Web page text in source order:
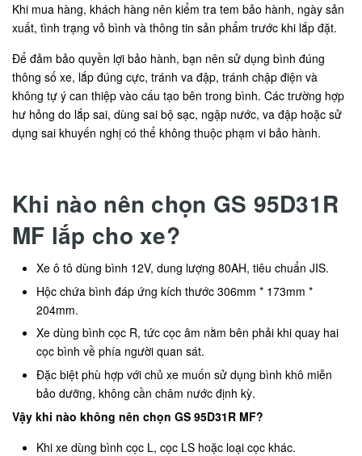
Khi mua hàng, khách hàng nên kiểm tra tem bảo hành, ngày sản
xuất, tình trạng vỏ bình và thông tin sản phẩm trước khi lắp đặt.
Để đảm bảo quyền lợi bảo hành, bạn nên sử dụng bình đúng
thông số xe, lắp đúng cực, tránh va đập, tránh chập điện và
không tự ý can thiệp vào cấu tạo bên trong bình. Các trường hợp
hư hỏng do lắp sai, dùng sai bộ sạc, ngập nước, va đập hoặc sử
dụng sai khuyến nghị có thể không thuộc phạm vi bảo hành.
Khi nào nên chọn GS 95D31R
MF lắp cho xe?
Xe ô tô dùng bình 12V, dung lượng 80AH, tiêu chuẩn JIS.
Hộc chứa bình đáp ứng kích thước 306mm * 173mm *
204mm.
Xe dùng bình cọc R, tức cọc âm nằm bên phải khi quay hai
cọc bình về phía người quan sát.
Đặc biệt phù hợp với chủ xe muốn sử dụng bình khô miễn
bảo dưỡng, không cần châm nước định kỳ.
Vậy khi nào không nên chọn GS 95D31R MF?
Khi xe dùng bình cọc L, cọc LS hoặc loại cọc khác.